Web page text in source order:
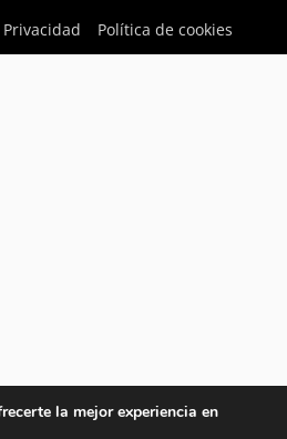
Política de cookies
la mejor experiencia en